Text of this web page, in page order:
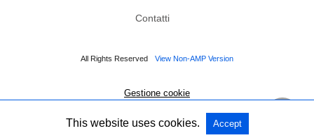
Contatti
All Rights Reserved View Non-AMP Version
Gestione cookie
This website uses cookies. Accept